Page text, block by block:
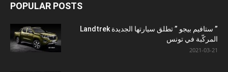
POPULAR POSTS
” ستافيم بيجو ” تطلق سيارتها الجديدة Landtrek
المركّبة في تونس
2021-03-21